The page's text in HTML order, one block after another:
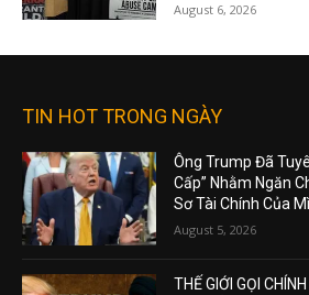
August 6, 2026
TIN HOT TRONG NGÀY
Ông Trump Đã
Cấp” Nhằm Ngăn
Sơ Tài Chính Của
August 5, 2026
THẾ GIỚI GỌI